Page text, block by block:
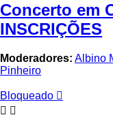
Concerto em
INSCRIÇÕES
Moderadores: Albino
Pinheiro
Bloqueado